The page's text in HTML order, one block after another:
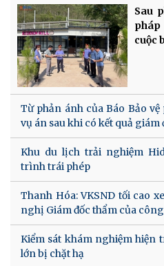
Sau
cuộc
Từ phản ánh của Báo Bảo
vụ án sau khi có kết quả giám
Khu du lịch trải nghiệm
trình trái phép
Thanh Hóa: VKSND tối cao
nghị Giám đốc thẩm của
Kiểm sát khám nghiệm hiện
lớn bị chặt hạ